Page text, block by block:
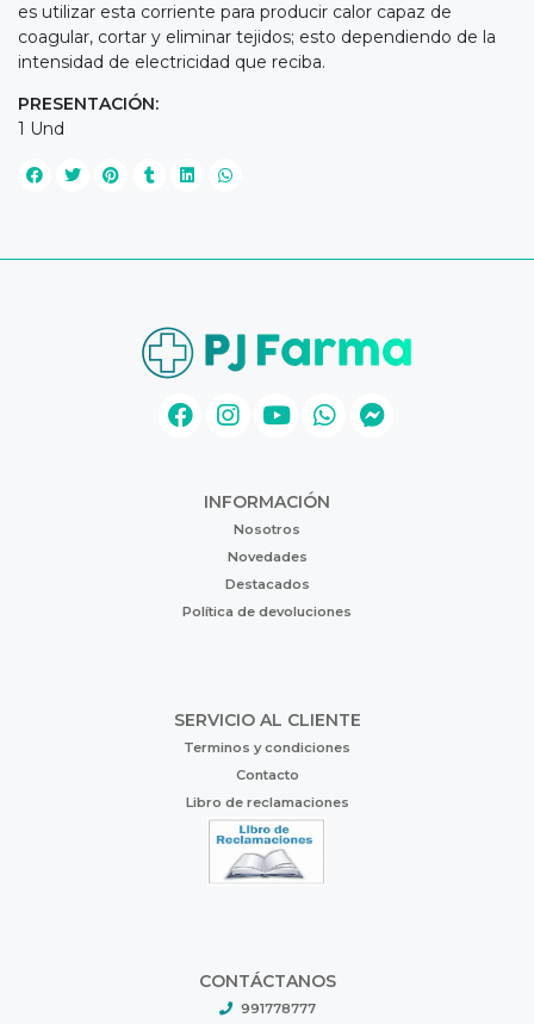
es utilizar esta corriente para producir calor capaz de
coagular, cortar y eliminar tejidos; esto dependiendo de la
intensidad de electricidad que reciba.
PRESENTACIÓN:
1 Und
INFORMACIÓN
Nosotros
Novedades
Destacados
Política de devoluciones
SERVICIO AL CLIENTE
Terminos y condiciones
Contacto
Libro de reclamaciones
CONTÁCTANOS
991778777